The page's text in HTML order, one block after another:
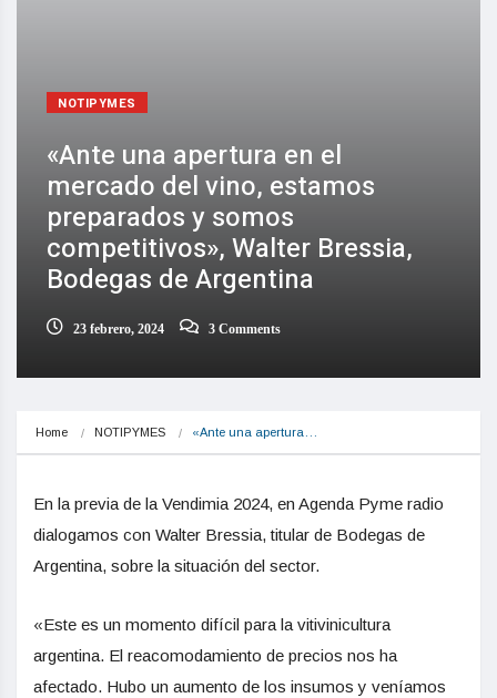
NOTIPYMES
«Ante una apertura en el
mercado del vino, estamos
preparados y somos
competitivos», Walter Bressia,
Bodegas de Argentina
23 febrero, 2024 3 Comments
Home NOTIPYMES «Ante una apertura…
En la previa de la Vendimia 2024, en Agenda Pyme radio
dialogamos con Walter Bressia, titular de Bodegas de
Argentina, sobre la situación del sector.
«Este es un momento difícil para la vitivinicultura
argentina. El reacomodamiento de precios nos ha
afectado. Hubo un aumento de los insumos y veníamos